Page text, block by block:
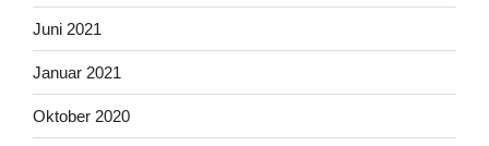
Juni 2021
Januar 2021
Oktober 2020